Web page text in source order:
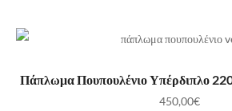
ΠΡΟΣΘΉΚΗ ΣΤΟ
Πάπλωμα Πουπουλένιο Υπέρδιπλο
450,00€